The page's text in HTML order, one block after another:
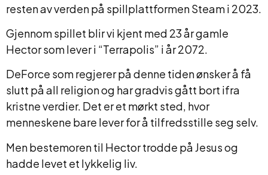
resten av verden på spillplattformen Steam i 2023.
Gjennom spillet blir vi kjent med 23 år gamle
Hector som lever i “Terrapolis” i år 2072.
DeForce som regjerer på denne tiden ønsker å få
slutt på all religion og har gradvis gått bort ifra
kristne verdier. Det er et mørkt sted, hvor
menneskene bare lever for å tilfredsstille seg selv.
Men bestemoren til Hector trodde på Jesus og
hadde levet et lykkelig liv.